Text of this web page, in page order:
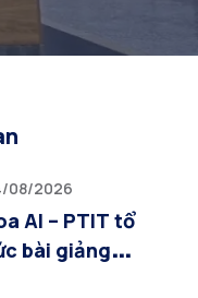
08/2026
AI – PTIT tổ
bài giảng